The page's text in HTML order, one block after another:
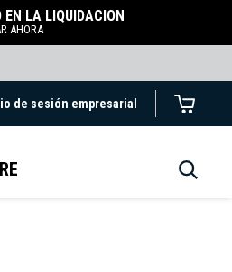
EN LA LIQUIDACIÓN
AHORA
de sesión empresarial